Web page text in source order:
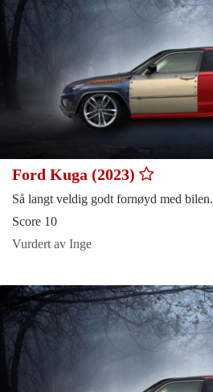
Ford Kuga (2023)
Så langt veldig godt fornøyd med bilen.
Score 10
Vurdert av Inge